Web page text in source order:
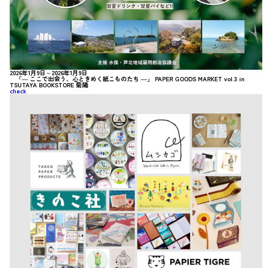
2026年1月9日～2026年1月9日
「― ここで出会う、心ときめく紙こものたち ―」 PAPER GOODS MARKET vol.3 in
TSUTAYA BOOKSTORE 菊陽
check